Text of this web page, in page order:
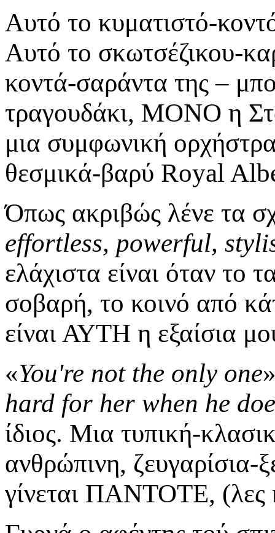
Αυτό το κυματιστό-
Αυτό το σκωτσέζικου-
κοντά-σαράντα της –
τραγουδάκι, ΜΟΝΟ η
μια συμφωνική
θεσμικά-βαρύ Royal
Όπως ακριβώς λένε τα
effortless, powerful,
ελάχιστα είναι όταν το
σοβαρή, το κοινό από
είναι ΑΥΤΗ η εξαίσια
«You're not the only one
hard for her when he
ίδιος. Μια τυπική-
ανθρώπινη, ζευγαρίσια-
γίνεται ΠΑΝΤΟΤΕ, (λες